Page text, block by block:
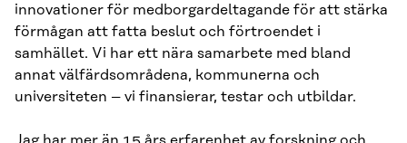
innovationer för medborgardeltagande för att stärka
förmågan att fatta beslut och förtroendet i
samhället. Vi har ett nära samarbete med bland
annat välfärdsområdena, kommunerna och
universiteten – vi finansierar, testar och utbildar.